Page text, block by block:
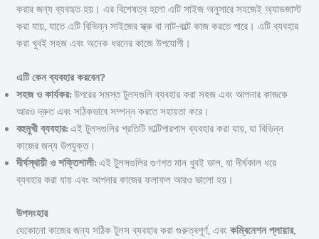
করার জন্য ব্যবহৃত হয়। এর বিশেষত্ব হলো এটি সাইজ অনুসারে সহজেই অ্যাডজাস্ট
করা যায়, যাতে এটি বিভিন্ন সাইজের স্ক্রু বা নাট-বল্টে কাজ করতে পারে। এটি ব্যবহার
করা খুবই সহজ এবং অনেক ধরনের কাজে উপযোগী।
এটি কেন ব্যবহার করবেন?
সহজ ও কার্যকর: উপরের সমস্ত টুলসগুলি ব্যবহার করা সহজ এবং আপনার কাজকে
আরও দ্রুত এবং সঠিকভাবে সম্পন্ন করতে সহায়তা করে।
বহুমুখী ব্যবহার: এই টুলসগুলির প্রতিটি মাল্টিপারপাস ব্যবহার করা যায়, যা বিভিন্ন
কাজের জন্য উপযুক্ত।
দীর্ঘস্থায়ী ও শক্তিশালী: এই টুলসগুলির গুণগত মান খুবই ভাল, যা দীর্ঘকাল ধরে
ব্যবহার করা যায় এবং আপনার কাজের ফলাফল আরও ভালো হয়।
উপসংহার
যেকোনো কাজের জন্য সঠিক টুলস ব্যবহার করা গুরুত্বপূর্ণ, এবংকম্বিনেশন প্লায়ার,